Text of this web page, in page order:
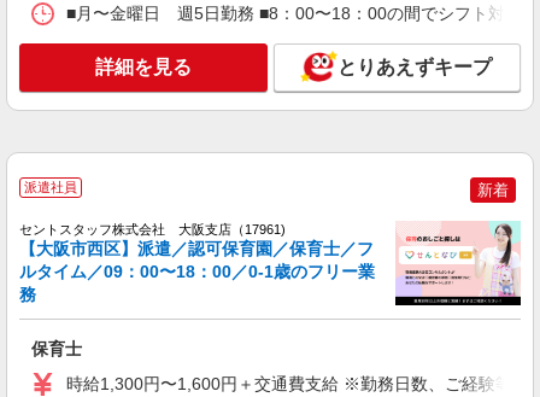
私立認可保育園の保育士
力により考慮 交通費あり／全額支給 経験によって
変わります☆
■京町堀西船場保育園（私立認可保育園） 大阪
府大阪市西区京町堀11819
ベルサンテスタッフ株式会社 大阪本社
保育士/通勤便利 駅チカ 17時退勤
時給1600円＋交通費別途全額支給
キープ 詳細を見る
■月〜金曜日 週5日勤務 ■8：00〜18：00の間でシフト対応
詳細を見る とりあえずキープ
派遣社員 新着
セントスタッフ株式会社 大阪支店（17961)
【大阪市西区】派遣／認可保育園／保育士／フ
ルタイム／09：00〜18：00／0-1歳のフリー業
務
保育士
時給1,300円〜1,600円＋交通費支給 ※勤務日数、ご経験等に